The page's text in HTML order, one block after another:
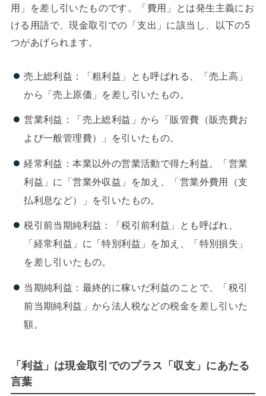
用」を差し引いたものです。「費用」とは発生主義にお
ける用語で、現金取引での「支出」に該当し、以下の5
つがあげられます。
売上総利益：「粗利益」とも呼ばれる、「売上高」
から「売上原価」を差し引いたもの。
営業利益：「売上総利益」から「販管費（販売費お
よび一般管理費）」を引いたもの。
経常利益：本業以外の営業活動で得た利益。「営業
利益」に「営業外収益」を加え、「営業外費用（支
払利息など）」を引いたもの。
税引前当期純利益：「税引前利益」とも呼ばれ、
「経常利益」に「特別利益」を加え、「特別損失」
を差し引いたもの。
当期純利益：最終的に稼いだ利益のことで、「税引
前当期純利益」から法人税などの税金を差し引いた
額。
「利益」は現金取引でのプラス「収支」にあたる
言葉